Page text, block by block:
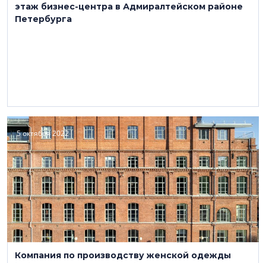
этаж бизнес-центра в Адмиралтейском районе
Петербурга
5 октября 2022
Компания по производству женской одежды